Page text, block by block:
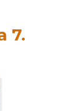
7.